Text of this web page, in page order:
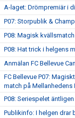
A-laget: Drömpremiär i
P07: Storpublik &
P08: Magisk
P08: Hat trick i helgens
Anmälan FC Bellevue
FC Bellevue P07:
match på Mellanhedens
P08: Seriespelet
Publikinfo: I helgen drar